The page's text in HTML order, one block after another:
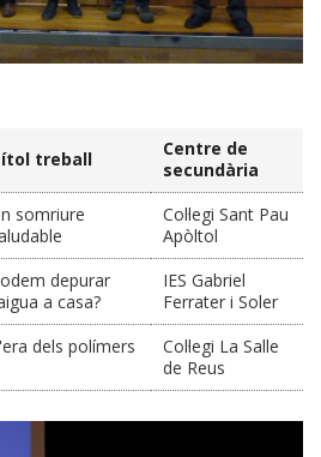
treball
Centre de
secundària
somriure
Col·legi Sant Pau
Apòltol
depurar
a casa?
IES Gabriel
Ferrater i Soler
dels polímers
Col·legi La Salle
de Reus